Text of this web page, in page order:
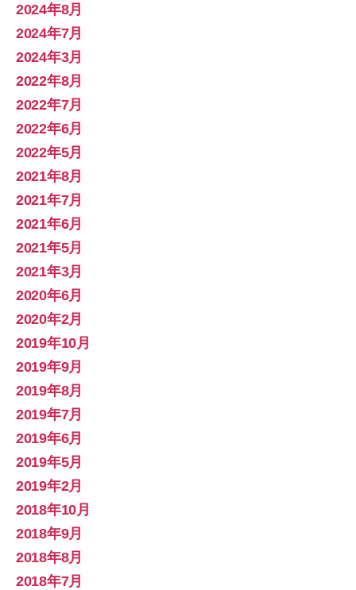
2024年8月
2024年7月
2024年3月
2022年8月
2022年7月
2022年6月
2022年5月
2021年8月
2021年7月
2021年6月
2021年5月
2021年3月
2020年6月
2020年2月
2019年10月
2019年9月
2019年8月
2019年7月
2019年6月
2019年5月
2019年2月
2018年10月
2018年9月
2018年8月
2018年7月